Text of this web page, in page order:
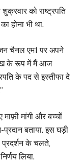
को राष्ट्रपति
होना भी था.
चैनल एम1 पर अपने
के रूप में मैं आज
के पद से इस्तीफा दे
मांगी और बच्चों
प्रदान बताया. इस घड़ी
प्रदर्शन के चलते,
लिया.